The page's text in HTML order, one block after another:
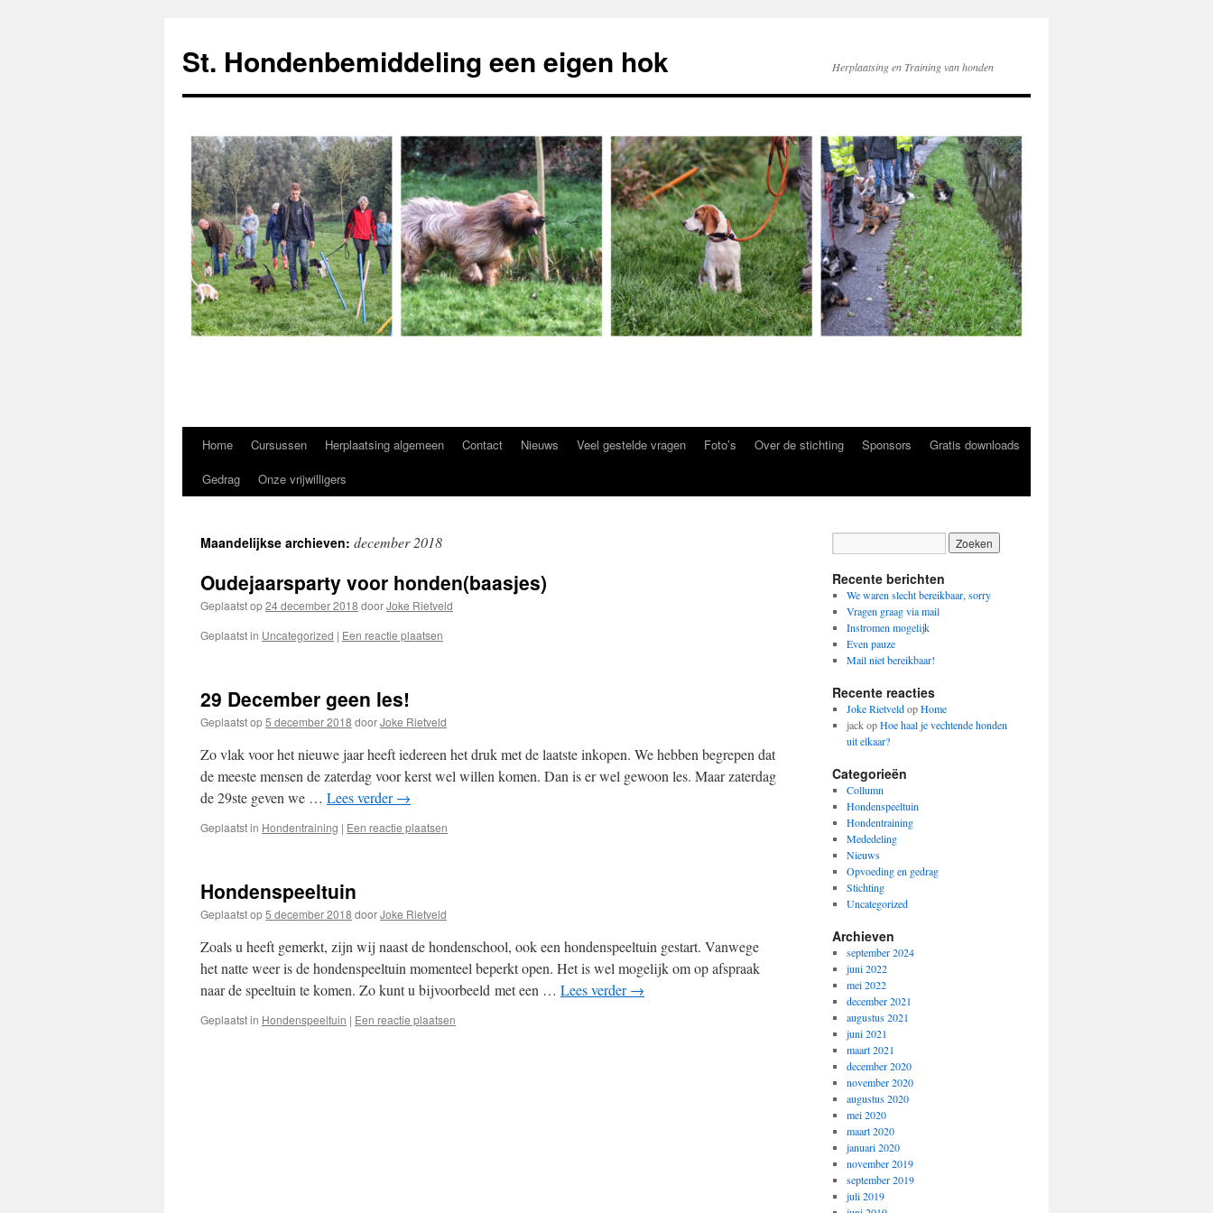
de
inhoud
St. Hondenbemiddeling een eigen hok Herplaatsing en Training van honden
Home Cursussen Herplaatsing algemeen Contact Nieuws Veel gestelde vragen Foto’s Over de stichting Sponsors
Gratis downloads
Gedrag
Onze vrijwilligers
Maandelijkse archieven: december 2018
Oudejaarsparty voor honden(baasjes)
Geplaatst op24 december 2018 doorJoke Rietveld
Geplaatst in Uncategorized | Een reactie plaatsen
29 December geen les!
Geplaatst op5 december 2018 doorJoke Rietveld
Zo vlak voor het nieuwe jaar heeft iedereen het druk met de laatste inkopen. We hebben begrepen dat
de meeste mensen de zaterdag voor kerst wel willen komen. Dan is er wel gewoon les. Maar zaterdag
de 29ste geven we … Lees verder→
Geplaatst in Hondentraining | Een reactie plaatsen
Hondenspeeltuin
Geplaatst op5 december 2018 doorJoke Rietveld
Zoals u heeft gemerkt, zijn wij naast de hondenschool, ook een hondenspeeltuin gestart. Vanwege
het natte weer is de hondenspeeltuin momenteel beperkt open. Het is wel mogelijk om op afspraak
naar de speeltuin te komen. Zo kunt u bijvoorbeeld met een … Lees verder→
Geplaatst in Hondenspeeltuin | Een reactie plaatsen
Recente berichten
We waren slecht bereikbaar, sorry
Vragen graag via mail
Instromen mogelijk
Even pauze
Mail niet bereikbaar!
Recente reacties
Joke RietveldopHome
jackopHoe haal je vechtende honden
uit elkaar?
Categorieën
Collumn
Hondenspeeltuin
Hondentraining
Mededeling
Nieuws
Opvoeding en gedrag
Stichting
Uncategorized
Archieven
september 2024
juni 2022
mei 2022
december 2021
augustus 2021
juni 2021
maart 2021
december 2020
november 2020
augustus 2020
mei 2020
maart 2020
januari 2020
november 2019
september 2019
juli 2019